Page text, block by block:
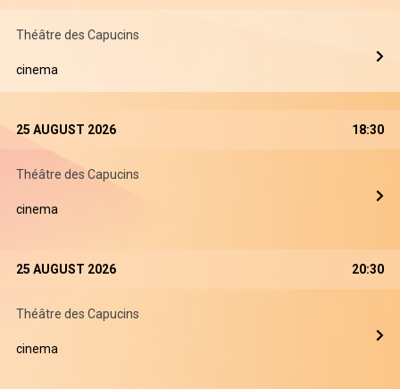
Théâtre des Capucins
cinema
25 AUGUST 2026 18:30
Théâtre des Capucins
cinema
25 AUGUST 2026 20:30
Théâtre des Capucins
cinema